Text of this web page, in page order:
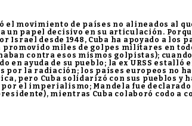
el movimiento de países no alineados al
un papel decisivo en su articulación.
Israel desde 1948, Cuba ha apoyado a los
promovido miles de golpes militares en
contra esos mismos golpistas);
en ayuda de su pueblo; la ex URSS estalló
por la radiación; los países europeos no
pero Cuba solidarizó con sus pueblos y
el imperialismo; Mandela fue
mientras Cuba colaboró codo a